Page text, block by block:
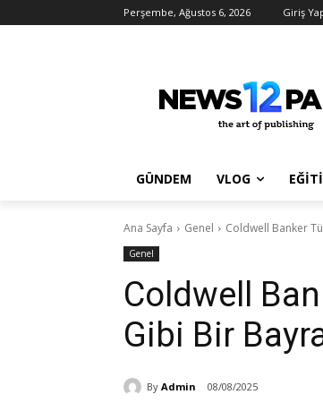
Perşembe, Ağustos 6, 2026 Giriş
GÜNDEM VLOG
Ana Sayfa Genel Coldwell Banker
Genel
Coldwell
Gibi Bir
By Admin 08/08/2025